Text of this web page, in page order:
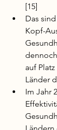
[15]
Das
Kopf­-
auf
Länder
Im Jahr